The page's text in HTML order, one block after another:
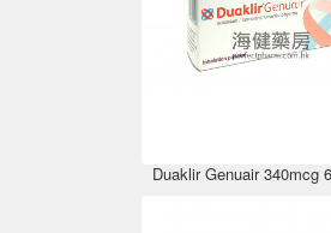
Duaklir Genuair 340mcg